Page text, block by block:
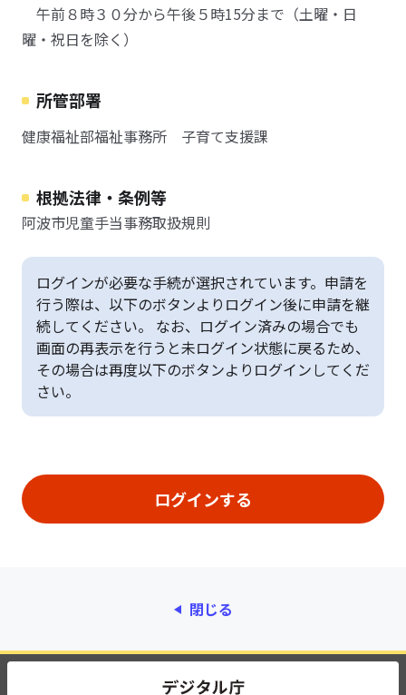
午前８時３０分から午後５時15分まで（土曜・日
曜・祝日を除く）
所管部署
健康福祉部福祉事務所 子育て支援課
根拠法律・条例等
阿波市児童手当事務取扱規則
ログインが必要な手続が選択されています。申請を
行う際は、以下のボタンよりログイン後に申請を継
続してください。 なお、ログイン済みの場合でも
画面の再表示を行うと未ログイン状態に戻るため、
その場合は再度以下のボタンよりログインしてくだ
さい。
閉じる